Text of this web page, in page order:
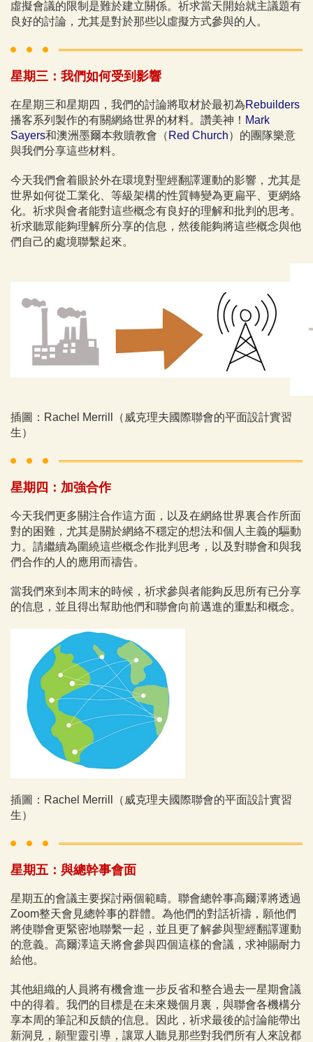
虛擬會議的限制是難於建立關係。祈求當天開始就主議題有
良好的討論，尤其是對於那些以虛擬方式參與的人。
星期三：我們如何受到影響
在星期三和星期四，我們的討論將取材於最初為Rebuilders
播客系列製作的有關網絡世界的材料。讚美神！ Mark
Sayers和澳洲墨爾本救贖教會（ Red Church）的團隊樂意
與我們分享這些材料。
今天我們會着眼於外在環境對聖經翻譯運動的影響，尤其是
世界如何從工業化、等級架構的性質轉變為更扁平、更網絡
化。祈求與會者能對這些概念有良好的理解和批判的思考。
祈求聽眾能夠理解所分享的信息，然後能夠將這些概念與他
們自己的處境聯繫起來。
插圖：Rachel Merrill（威克理夫國際聯會的平面設計實習
生）
星期四：加強合作
今天我們更多關注合作這方面，以及在網絡世界裏合作所面
對的困難，尤其是關於網絡不穩定的想法和個人主義的驅動
力。 請繼續為圍繞這些概念作批判思考，以及對聯會和與我
們合作的人的應用而禱告。
當我們來到本周末的時候，祈求參與者能夠反思所有已分享
的信息，並且得出幫助他們和聯會向前邁進的重點和概念。
插圖：Rachel Merrill（威克理夫國際聯會的平面設計實習
生）
星期五：與總幹事會面
星期五的會議主要探討兩個範疇。聯會總幹事高爾澤將透過
Zoom整天會見總幹事的群體。為他們的對話祈禱，願他們
將使聯會更緊密地聯繫一起，並且更了解參與聖經翻譯運動
的意義。高爾澤這天將會參與四個這樣的會議，求神賜耐力
給他。
其他組織的人員將有機會進一步反省和整合過去一星期會議
中的得着。我們的目標是在未來幾個月裏，與聯會各機構分
享本周的筆記和反饋的信息。因此，祈求最後的討論能帶出
新洞見，願聖靈引導，讓眾人聽見那些對我們所有人來說都